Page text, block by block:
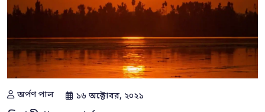
অর্পণ পাল ১৬ অক্টোবর, ২০২১